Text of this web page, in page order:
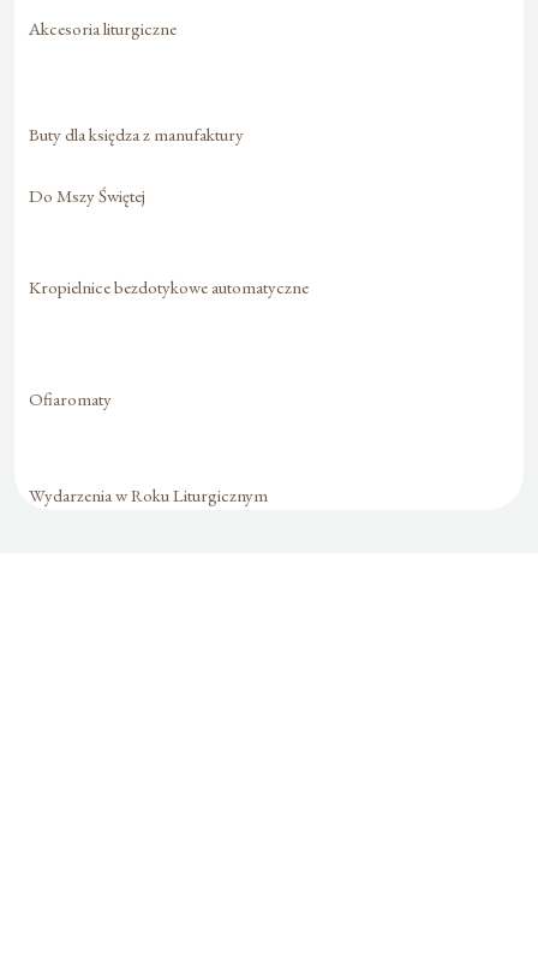
Akcesoria liturgiczne
Buty dla księdza z manufaktury
Do Mszy Świętej
Kropielnice bezdotykowe automatyczne
Ofiaromaty
Wydarzenia w Roku Liturgicznym